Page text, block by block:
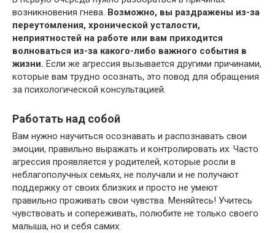
возникновения гнева. Возможно, вы раздражены из-за
переутомления, хронической усталости,
неприятностей на работе или вам приходится
волноваться из-за какого-либо важного события в
жизни. Если же агрессия вызывается другими причинами,
которые вам трудно осознать, это повод для обращения
за психологической консультацией.
Работать над собой
Вам нужно научиться осознавать и распознавать свои
эмоции, правильно выражать и контролировать их. Часто
агрессия проявляется у родителей, которые росли в
неблагополучных семьях, не получали и не получают
поддержку от своих близких и просто не умеют
правильно проживать свои чувства. Меняйтесь! Учитесь
чувствовать и сопереживать, полюбите не только своего
малыша, но и себя самих.